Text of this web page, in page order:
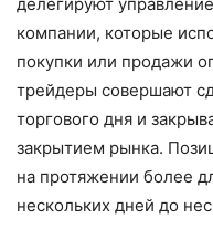
компании, которые
покупки или продажи
трейдеры совершают
торгового дня и
закрытием рынка.
на протяжении более
нескольких дней до